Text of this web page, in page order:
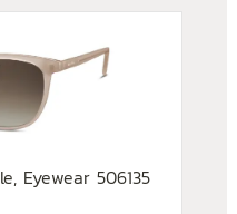
Eyewear 506135